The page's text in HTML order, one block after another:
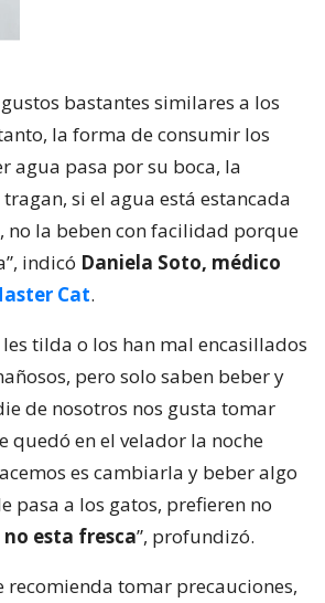
bastantes similares a los
la forma de consumir los
agua pasa por su boca, la
si el agua está estancada
no la beben con facilidad porque
indicó Daniela Soto, médico
Cat.
les tilda o los han mal encasillados
pero solo saben beber y
de nosotros nos gusta tomar
quedó en el velador la noche
es cambiarla y beber algo
pasa a los gatos, prefieren no
esta fresca”, profundizó.
recomienda tomar precauciones,